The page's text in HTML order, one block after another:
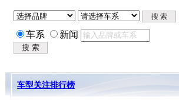
车系 新闻
车型关注排行榜